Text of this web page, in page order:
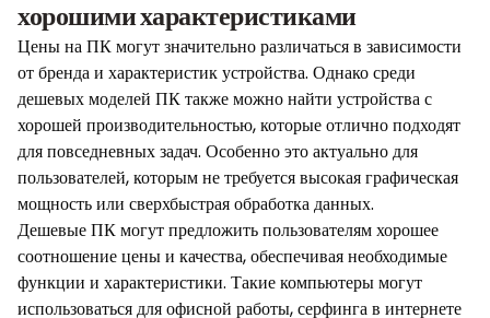
хорошими характеристиками
Цены на ПК могут значительно различаться в зависимости
от бренда и характеристик устройства. Однако среди
дешевых моделей ПК также можно найти устройства с
хорошей производительностью, которые отлично подходят
для повседневных задач. Особенно это актуально для
пользователей, которым не требуется высокая графическая
мощность или сверхбыстрая обработка данных.
Дешевые ПК могут предложить пользователям хорошее
соотношение цены и качества, обеспечивая необходимые
функции и характеристики. Такие компьютеры могут
использоваться для офисной работы, серфинга в интернете